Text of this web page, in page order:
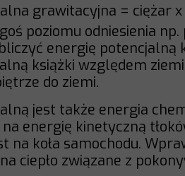
grawitacyjna = ciężar
poziomu odniesienia
energię potencjalną
książki względem ziemi
do ziemi.
jest także energia
energię kinetyczną
na koła samochodu.
ciepło związane z